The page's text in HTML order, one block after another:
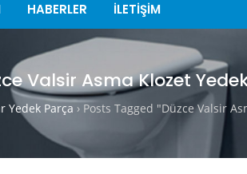
HABERLER İLETİŞİM
Valsir Asma Klozet
Yedek Parça › Posts Tagged "Düzce Valsir